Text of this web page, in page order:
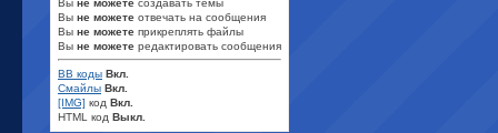
Вы не можете создавать темы
Вы не можете отвечать на сообщения
Вы не можете прикреплять файлы
Вы не можете редактировать сообщения
BB коды Вкл.
Смайлы Вкл.
[IMG] код Вкл.
HTML код Выкл.